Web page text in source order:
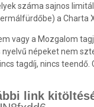
száma sajnos
a
vagy a Mozgalom
népeket nem
tagdíj, nincs teendő.
link